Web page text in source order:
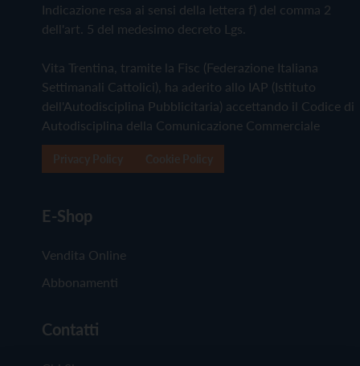
Indicazione resa ai sensi della lettera f) del comma 2
dell'art. 5 del medesimo decreto Lgs.
Vita Trentina, tramite la Fisc (Federazione Italiana
Settimanali Cattolici), ha aderito allo IAP (Istituto
dell'Autodisciplina Pubblicitaria) accettando il Codice di
Autodisciplina della Comunicazione Commerciale
E-Shop
Vendita Online
Abbonamenti
Contatti